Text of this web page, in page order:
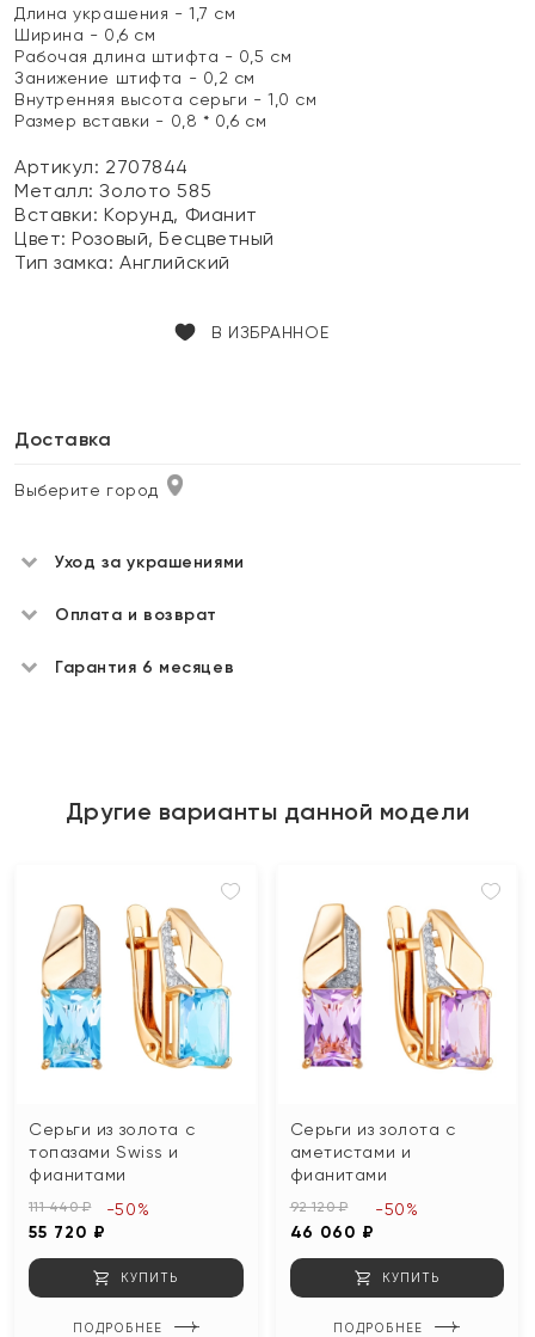
Длина украшения - 1,7 см
Ширина - 0,6 см
Рабочая длина штифта - 0,5 см
Занижение штифта - 0,2 см
Внутренняя высота серьги - 1,0 см
Размер вставки - 0,8 * 0,6 см
Артикул: 2707844
Металл:Золото 585
Вставки:Корунд, Фианит
Цвет:Розовый, Бесцветный
Тип замка:Английский
В ИЗБРАННОЕ
Доставка
Выберите город
Уход за украшениями
Оплата и возврат
Гарантия 6 месяцев
Другие варианты данной модели
Серьги из золота с
топазами Swiss и
фианитами
111 440 ₽
55 720 ₽
-50%
КУПИТЬ
ПОДРОБНЕЕ
Серьги из золота с
аметистами и
фианитами
92 120 ₽
46 060 ₽
-50%
КУПИТЬ
ПОДРОБНЕЕ